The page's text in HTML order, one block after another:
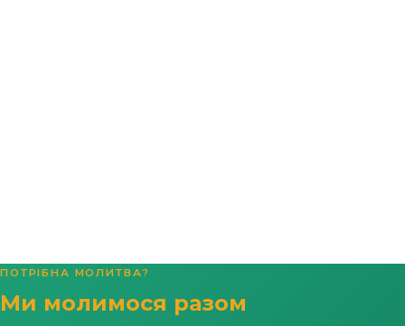
ПОТРІБНА МОЛИТВА?
Ми молимося разом